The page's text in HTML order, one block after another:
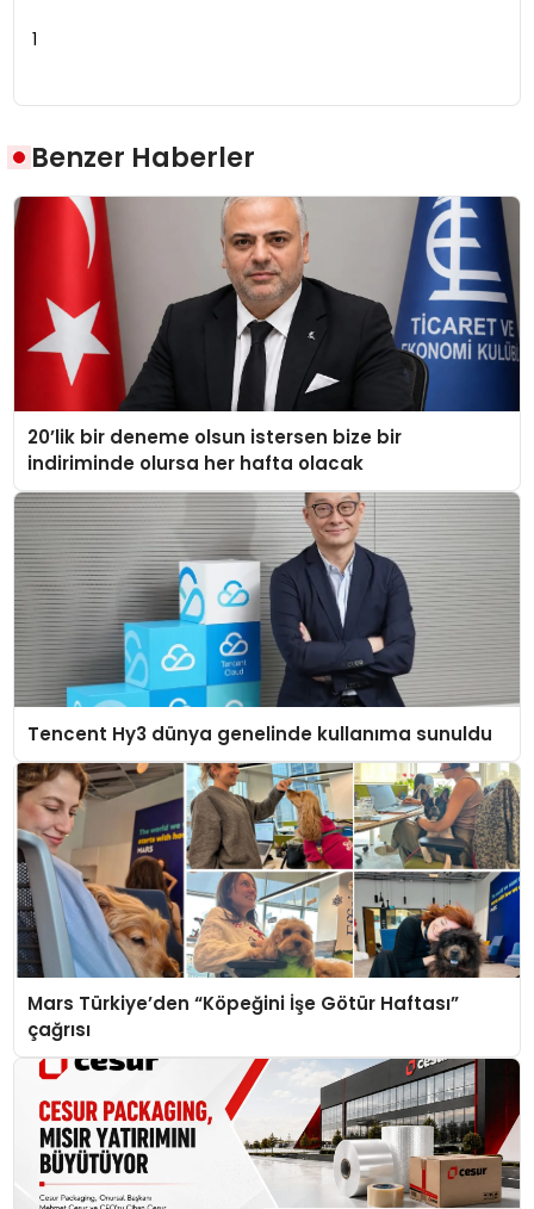
1
Benzer Haberler
20’lik bir deneme olsun istersen bize bir
indiriminde olursa her hafta olacak
Tencent Hy3 dünya genelinde kullanıma sunuldu
Mars Türkiye’den “Köpeğini İşe Götür Haftası”
çağrısı